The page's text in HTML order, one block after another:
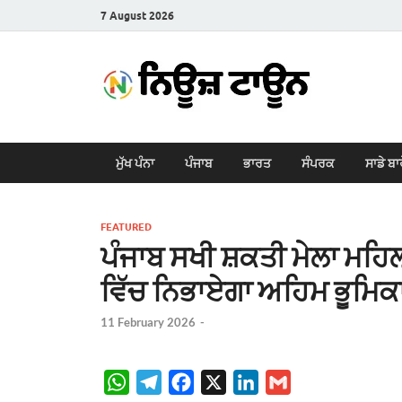
7 August 2026
ਮੁੱਖ ਪੰਨਾ ਪੰਜਾਬ ਭਾਰਤ ਸੰਪਰਕ ਸਾਡੇ
FEATURED
ਪੰਜਾਬ ਸਖੀ ਸ਼ਕਤੀ ਮੇਲਾ
ਵਿੱਚ ਨਿਭਾਏਗਾ ਅਹਿਮ
11 February 2026 -
W